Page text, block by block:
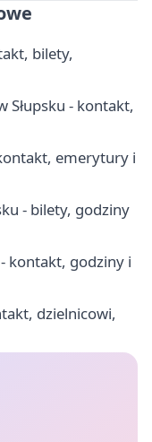
bilety,
Słupsku - kontakt,
emerytury i
- bilety, godziny
kontakt, godziny i
dzielnicowi,